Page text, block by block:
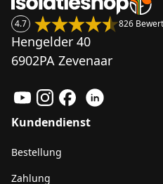
4.7 826
Hengelder 40
6902PA Zevenaar
Kundendienst
Bestellung
Zahlung